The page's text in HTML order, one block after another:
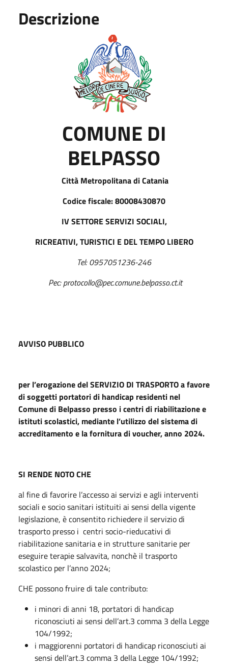
Descrizione
COMUNE DI
BELPASSO
Città Metropolitana di Catania
Codice fiscale: 80008430870
IV SETTORE SERVIZI SOCIALI,
RICREATIVI, TURISTICI E DEL TEMPO LIBERO
Tel: 0957051236-246
Pec: protocollo@pec.comune.belpasso.ct.it
AVVISO PUBBLICO
per l’erogazione del SERVIZIO DI TRASPORTO a favore
di soggetti portatori di handicap residenti nel
Comune di Belpasso presso i centri di riabilitazione e
istituti scolastici, mediante l’utilizzo del sistema di
accreditamento e la fornitura di voucher, anno 2024.
SI RENDE NOTO CHE
al fine di favorire l’accesso ai servizi e agli interventi
sociali e socio sanitari istituiti ai sensi della vigente
legislazione, è consentito richiedere il servizio di
trasporto presso i centri socio-rieducativi di
riabilitazione sanitaria e in strutture sanitarie per
eseguire terapie salvavita, nonchè il trasporto
scolastico per l’anno 2024;
CHE possono fruire di tale contributo:
i minori di anni 18, portatori di handicap
riconosciuti ai sensi dell’art.3 comma 3 della Legge
104/1992;
i maggiorenni portatori di handicap riconosciuti ai
sensi dell’art.3 comma 3 della Legge 104/1992;